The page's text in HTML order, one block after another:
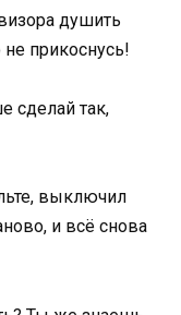
душить
прикоснусь!
сделай так,
выключил
и всё снова